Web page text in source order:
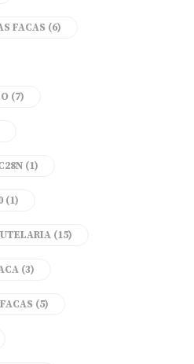
FACAS (6)
(7)
(1)
(1)
(15)
(3)
(5)